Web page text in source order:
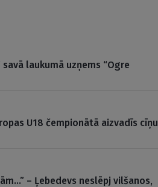
laukumā uzņems “Ogre
U18 čempionātā aizvadīs cīņu
– Ļebedevs neslēpj vilšanos,